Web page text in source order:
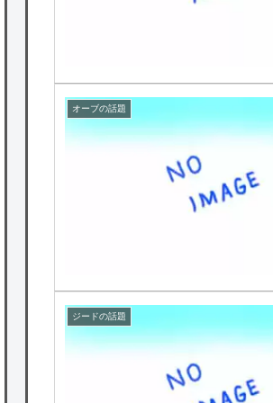
オーブの話題
ジードの話題